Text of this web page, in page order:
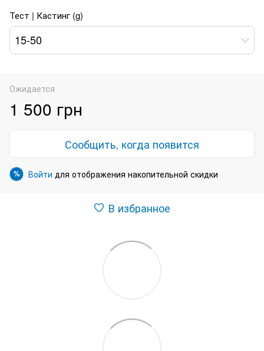
Тест | Кастинг (g)
15-50
Ожидается
1 500 грн
Сообщить, когда появится
% Войти для отображения накопительной скидки
В избранное